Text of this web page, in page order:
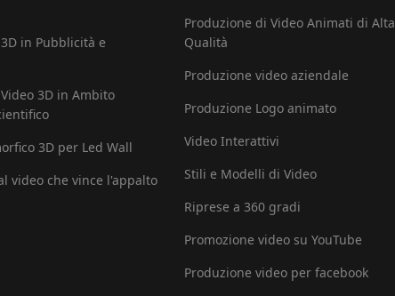
in Pubblicità e
3D in Ambito
3D per Led Wall
video che vince l'appalto
Produzione di Video Animati di Alta
Qualità
Produzione video aziendale
Produzione Logo animato
Video Interattivi
Stili e Modelli di Video
Riprese a 360 gradi
Promozione video su YouTube
Produzione video per facebook